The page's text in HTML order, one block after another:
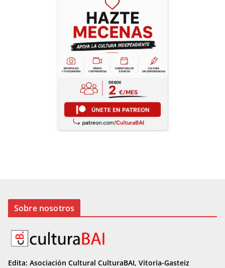
Sobre nosotros
Edita: Asociación Cultural CulturaBAI, Vitoria-Gasteiz